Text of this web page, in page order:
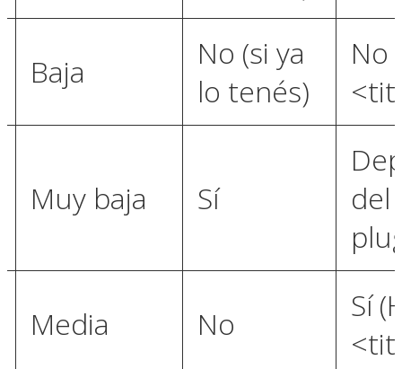
Baja
No (si ya
lo tenés)
No
Muy baja Sí
del
Media No
Sí